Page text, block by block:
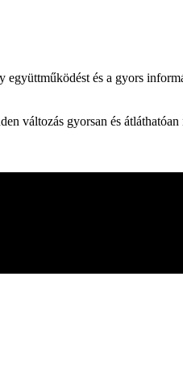
és a gyors
változás gyorsan és